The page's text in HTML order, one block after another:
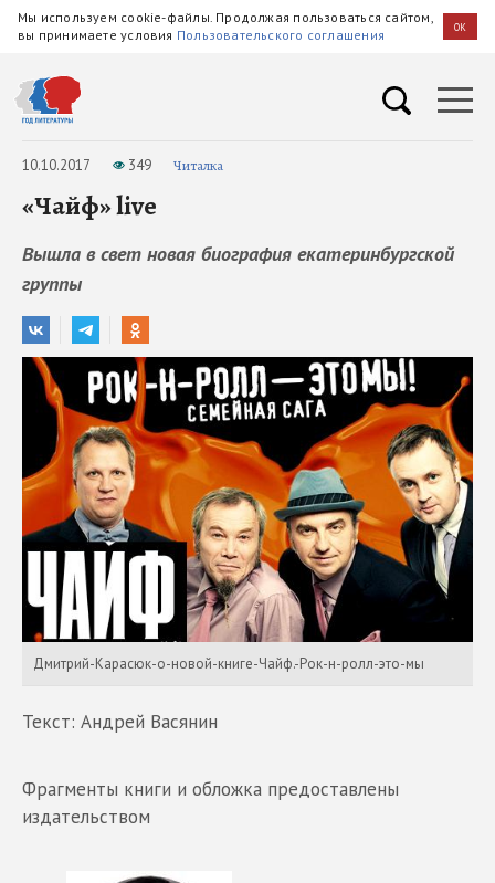
Мы используем cookie-файлы. Продолжая пользоваться сайтом,
вы принимаете условия Пользовательского соглашения OK
10.10.2017 349 Читалка
«Чайф» live
Вышла в свет новая биография екатеринбургской
группы
Дмитрий-Карасюк-о-новой-книге-Чайф.-Рок-н-ролл-это-мы
Текст: Андрей Васянин
Фрагменты книги и обложка предоставлены
издательством